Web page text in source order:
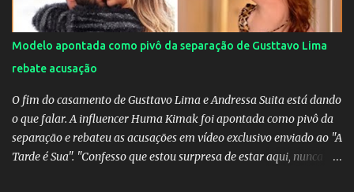
Modelo apontada como pivô da separação de Gusttavo Lima
rebate acusação
O fim do casamento de Gusttavo Lima e Andressa Suita está dando
o que falar. A influencer Huma Kimak foi apontada como pivô da
separação e rebateu as acusações em vídeo exclusivo enviado ao "A
Tarde é Sua". "Confesso que estou surpresa de estar aqui, nunca